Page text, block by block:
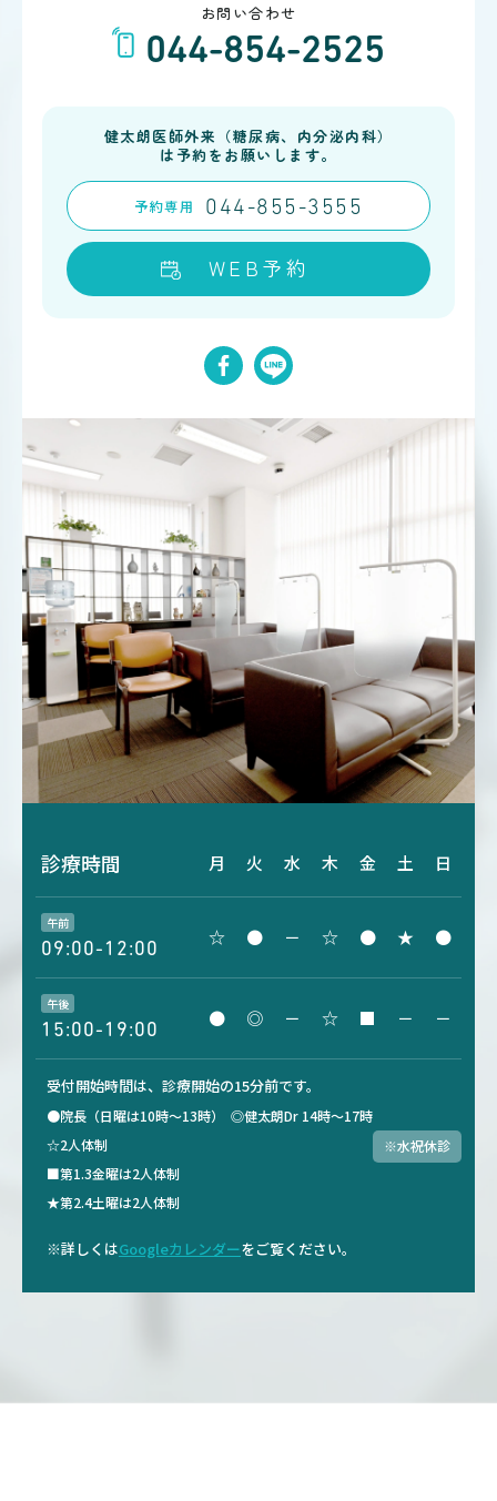
お問い合わせ
044-854-2525
健太朗医師外来（糖尿病、内分泌内科）
は予約をお願いします。
予約専用 044-855-3555
WEB予約
診療時間 月 火 水 木 金 土 日
午前
09:00-12:00
☆ ● － ☆ ● ★ ●
午後
15:00-19:00
● ◎ － ☆ ■ － －
受付開始時間は、診療開始の15分前です。
●院長（日曜は10時～13時） ◎健太朗Dr 14時～17時
☆2人体制
■第1.3金曜は2人体制
★第2.4土曜は2人体制
※水祝休診
※詳しくはGoogleカレンダーをご覧ください。